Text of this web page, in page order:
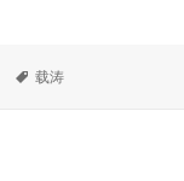
标
载涛